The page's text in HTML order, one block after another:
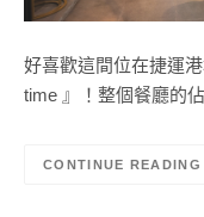
好喜歡這間位在捷運
time 』！整個餐廳的
CONTINUE READING